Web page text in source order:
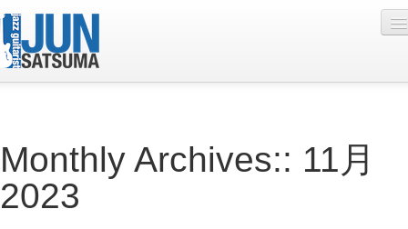
Live Schedule
Discography
Monthly Archives:: 11月
2023